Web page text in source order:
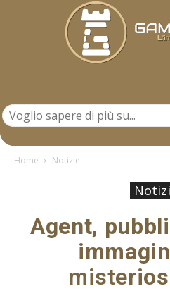
Home Notizie
Agent,